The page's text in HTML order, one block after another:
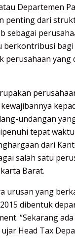
Departemen
penting dari
sebagai
berkontribusi
perusahaan yang
undangan
tepat
dari
salah satu
Barat.
urusan yang
dibentuk
“Sekarang
Head Tax